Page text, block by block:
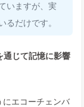
いますが、実
るだけです。
通じて記憶に影響
にエコーチェンバ